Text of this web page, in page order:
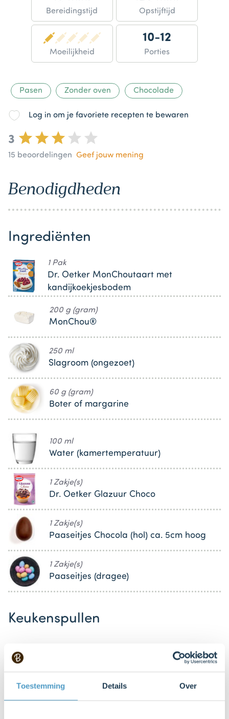
Toestemming Details Over
Bereidingstijd Opstijftijd
Moeilijkheid
10-12
Porties
Pasen Zonder oven Chocolade
Log in om je favoriete recepten te bewaren
3
15 beoordelingen Geef jouw mening
Benodigdheden
Ingrediënten
1 Pak
Dr. Oetker MonChoutaart met
kandijkoekjesbodem
200 g (gram)
MonChou®
250 ml
Slagroom (ongezoet)
60 g (gram)
Boter of margarine
100 ml
Water (kamertemperatuur)
1 Zakje(s)
Dr. Oetker Glazuur Choco
1 Zakje(s)
Paaseitjes Chocola (hol) ca. 5cm hoog
1 Zakje(s)
Paaseitjes (dragee)
Keukenspullen
Mixer met gardes